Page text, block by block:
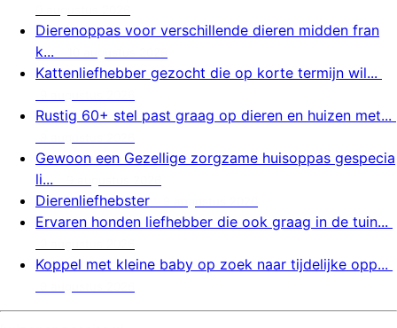
Dierenoppas voor verschillende dieren midden fran
k...
Kattenliefhebber gezocht die op korte termijn wil...
Rustig 60+ stel past graag op dieren en huizen met...
Gewoon een Gezellige zorgzame huisoppas gespecia
li...
Dierenliefhebster
Ervaren honden liefhebber die ook graag in de tuin...
Koppel met kleine baby op zoek naar tijdelijke opp...